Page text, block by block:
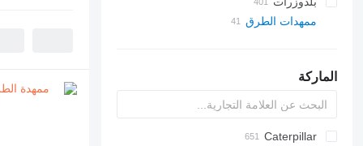
ممهدات الطرق
الماركة
BG
143
836 C
Caterpillar